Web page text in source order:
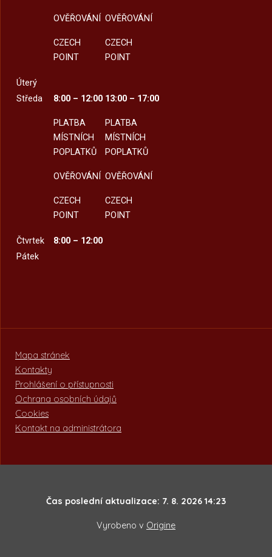
OVĚŘOVÁNÍ
CZECH
POINT
OVĚŘOVÁNÍ
CZECH
POINT
Úterý
Středa
8:00 – 12:00
PLATBA
MÍSTNÍCH
POPLATKŮ
OVĚŘOVÁNÍ
CZECH
POINT
13:00 – 17:00
PLATBA
MÍSTNÍCH
POPLATKŮ
OVĚŘOVÁNÍ
CZECH
POINT
Čtvrtek
8:00 – 12:00
Pátek
Mapa stránek
Kontakty
Prohlášení o přístupnosti
Ochrana osobních údajů
Cookies
Kontakt na administrátora
Čas poslední aktualizace: 7. 8. 2026 14:23
Vyrobeno v Origine